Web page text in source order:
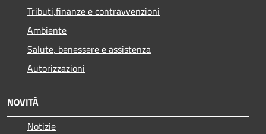
Tributi,finanze e contravvenzioni
Ambiente
Salute, benessere e assistenza
Autorizzazioni
NOVITÀ
Notizie